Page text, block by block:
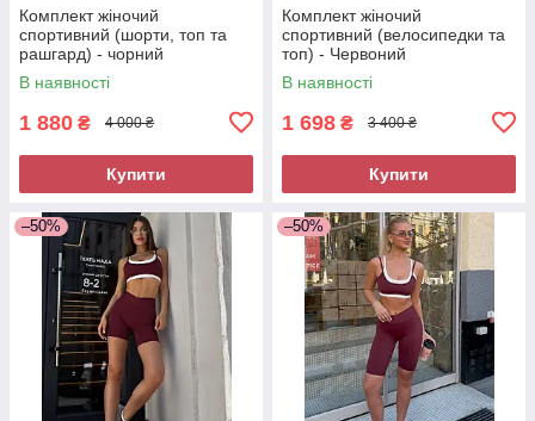
Комплект жіночий
спортивний (шорти, топ та
рашгард) - чорний
В наявності
1 880 ₴ 4 000 ₴
Купити
Комплект жіночий
спортивний (велосипедки та
топ) - Червоний
В наявності
1 698 ₴ 3 400 ₴
Купити
–50% –50%